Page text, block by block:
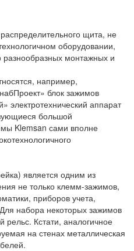
щита, не
оборудовании,
разнообразных монтажных и
например,
блок зажимов
электротехнический аппарат
большой
Klemsan сами вполне
является одним из
не только клемм-зажимов,
приборов учета,
набора некоторых зажимов
рельс. Кстати, аналогичное
на стенах металлическая